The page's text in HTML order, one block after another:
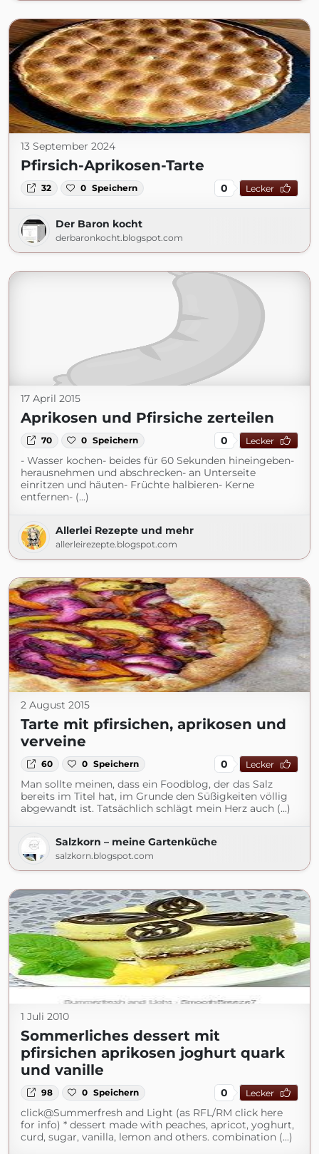
13 September 2024
Pfirsich-Aprikosen-Tarte
32 0 Speichern 0 Lecker
Der Baron kocht
derbaronkocht.blogspot.com
17 April 2015
Aprikosen und Pfirsiche zerteilen
70 0 Speichern 0 Lecker
- Wasser kochen- beides für 60 Sekunden hineingeben-
herausnehmen und abschrecken- an Unterseite
einritzen und häuten- Früchte halbieren- Kerne
entfernen- (...)
Allerlei Rezepte und mehr
allerleirezepte.blogspot.com
2 August 2015
Tarte mit pfirsichen, aprikosen und
verveine
60 0 Speichern 0 Lecker
Man sollte meinen, dass ein Foodblog, der das Salz
bereits im Titel hat, im Grunde den Süßigkeiten völlig
abgewandt ist. Tatsächlich schlägt mein Herz auch (...)
Salzkorn – meine Gartenküche
salzkorn.blogspot.com
1 Juli 2010
Sommerliches dessert mit
pfirsichen aprikosen joghurt quark
und vanille
98 0 Speichern 0 Lecker
click@Summerfresh and Light (as RFL/RM click here
for info) * dessert made with peaches, apricot, yoghurt,
curd, sugar, vanilla, lemon and others. combination (...)